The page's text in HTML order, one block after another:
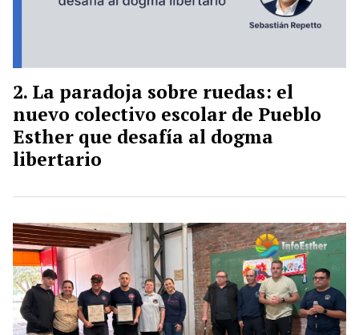
La paradoja sobre ruedas: el
nuevo colectivo escolar de Pueblo
Esther que desafía al dogma
libertario